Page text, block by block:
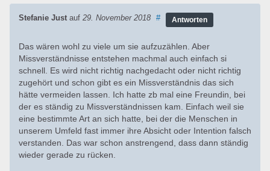
Stefanie Just auf 29. November 2018 # Antworten
Das wären wohl zu viele um sie aufzuzählen. Aber
Missverständnisse entstehen machmal auch einfach si
schnell. Es wird nicht richtig nachgedacht oder nicht richtig
zugehört und schon gibt es ein Missverständnis das sich
hätte vermeiden lassen. Ich hatte zb mal eine Freundin, bei
der es ständig zu Missverständnissen kam. Einfach weil sie
eine bestimmte Art an sich hatte, bei der die Menschen in
unserem Umfeld fast immer ihre Absicht oder Intention falsch
verstanden. Das war schon anstrengend, dass dann ständig
wieder gerade zu rücken.